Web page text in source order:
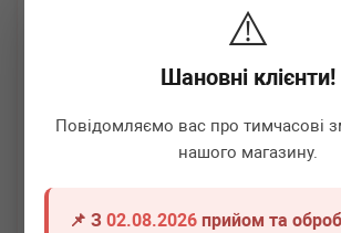
⚠️
Шановні клієнти!
Повідомляємо вас про тимчасові
нашого магазину.
📌 З02.08.2026 прийом та
(F10/F11)/X3 (F25)/X5 (E70/F85) 3.0D N57
В кошик